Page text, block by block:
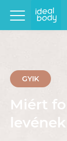
GYIK
Miért